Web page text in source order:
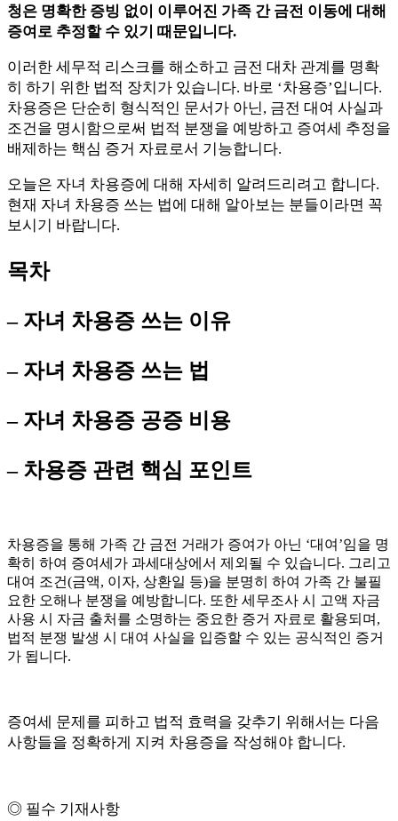
청은 명확한 증빙 없이 이루어진 가족 간 금전 이동에 대해
증여로 추정할 수 있기 때문입니다.
이러한 세무적 리스크를 해소하고 금전 대차 관계를 명확
히 하기 위한 법적 장치가 있습니다. 바로 ‘차용증’입니다.
차용증은 단순히 형식적인 문서가 아닌, 금전 대여 사실과
조건을 명시함으로써 법적 분쟁을 예방하고 증여세 추정을
배제하는 핵심 증거 자료로서 기능합니다.
오늘은 자녀 차용증에 대해 자세히 알려드리려고 합니다.
현재 자녀 차용증 쓰는 법에 대해 알아보는 분들이라면 꼭
보시기 바랍니다.
목차
– 자녀 차용증 쓰는 이유
– 자녀 차용증 쓰는 법
– 자녀 차용증 공증 비용
– 차용증 관련 핵심 포인트
차용증을 통해 가족 간 금전 거래가 증여가 아닌 ‘대여’임을 명
확히 하여 증여세가 과세대상에서 제외될 수 있습니다. 그리고
대여 조건(금액, 이자, 상환일 등)을 분명히 하여 가족 간 불필
요한 오해나 분쟁을 예방합니다. 또한 세무조사 시 고액 자금
사용 시 자금 출처를 소명하는 중요한 증거 자료로 활용되며,
법적 분쟁 발생 시 대여 사실을 입증할 수 있는 공식적인 증거
가 됩니다.
증여세 문제를 피하고 법적 효력을 갖추기 위해서는 다음
사항들을 정확하게 지켜 차용증을 작성해야 합니다.
◎ 필수 기재사항